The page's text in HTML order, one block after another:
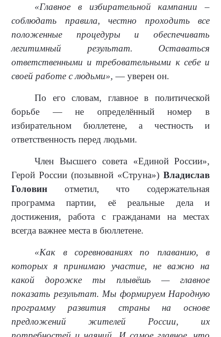
«Главное в избирательной кампании –
соблюдать правила, честно проходить все
положенные процедуры и обеспечивать
легитимный результат. Оставаться
ответственными и требовательными к себе и
своей работе с людьми», — уверен он.
По его словам, главное в политической
борьбе — не определённый номер в
избирательном бюллетене, а честность и
ответственность перед людьми.
Член Высшего совета «Единой России»,
Герой России (позывной «Струна») Владислав
Головин отметил, что содержательная
программа партии, её реальные дела и
достижения, работа с гражданами на местах
всегда важнее места в бюллетене.
«Как в соревнованиях по плаванию, в
которых я принимаю участие, не важно на
какой дорожке ты плывёшь — главное
показать результат. Мы формируем Народную
программу развития страны на основе
предложений жителей России, их